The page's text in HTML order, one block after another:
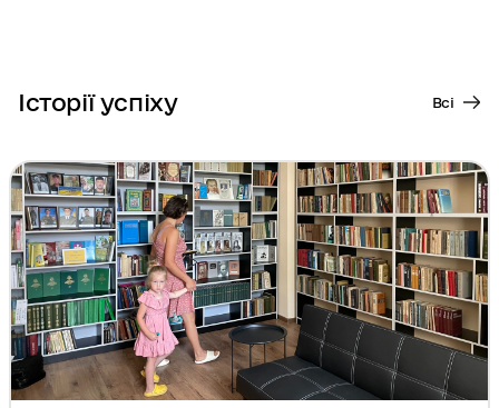
Історії успіху Всі